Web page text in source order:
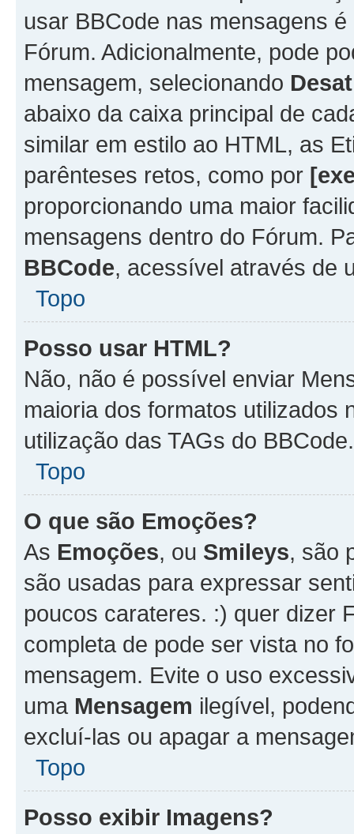
usar BBCode nas mensagens
Fórum. Adicionalmente, pode
mensagem, selecionando
abaixo da caixa principal de
similar em estilo ao HTML, as
parênteses retos, como por
proporcionando uma maior
mensagens dentro do Fórum.
BBCode, acessível através de
Topo
Posso usar HTML?
Não, não é possível enviar
maioria dos formatos utilizados
utilização das TAGs do BBCode.
Topo
O que são Emoções?
As Emoções, ou Smileys, são
são usadas para expressar
poucos carateres. :) quer dizer
completa de pode ser vista no
mensagem. Evite o uso
uma Mensagem ilegível,
excluí-las ou apagar a
Topo
Posso exibir Imagens?